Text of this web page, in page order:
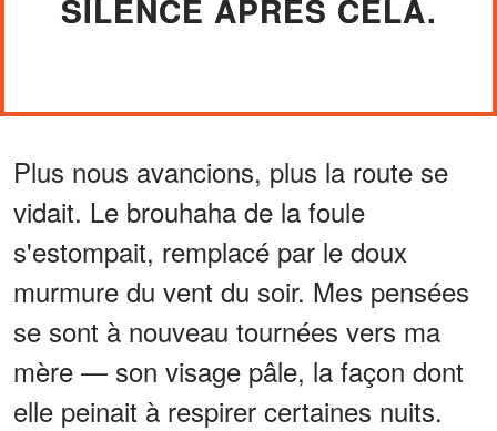
SILENCE APRÈS CELA.
Plus nous avancions, plus la route se
vidait. Le brouhaha de la foule
s'estompait, remplacé par le doux
murmure du vent du soir. Mes pensées
se sont à nouveau tournées vers ma
mère — son visage pâle, la façon dont
elle peinait à respirer certaines nuits.